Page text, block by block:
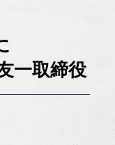
一取締役